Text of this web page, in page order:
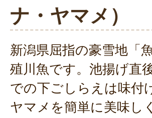
ナ・ヤマメ）
新潟県屈指の豪雪地「
殖川魚です。池揚げ直
での下ごしらえは味付
ヤマメを簡単に美味し